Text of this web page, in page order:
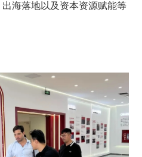
海落地以及资本资源赋能等